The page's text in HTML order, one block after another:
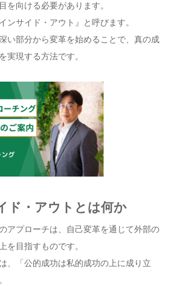
を向ける必要があります。
ンサイド・アウト』と呼びます。
い部分から変革を始めることで、真の成
実現する方法です。
ド・アウトとは何か
アプローチは、自己変革を通じて外部の
を目指すものです。
、「公的成功は私的成功の上に成り立